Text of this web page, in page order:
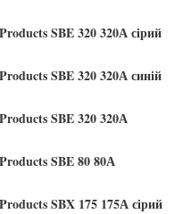
SBE 320 320А сірий
SBE 320 320А синій
SBE 320 320А
SBE 80 80А
SBX 175 175А сірий